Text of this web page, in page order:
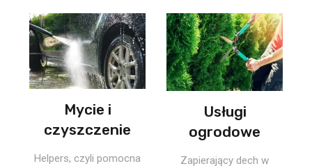
Mycie i
czyszczenie
Helpers, czyli pomocna
Usługi
ogrodowe
Zapierający dech w